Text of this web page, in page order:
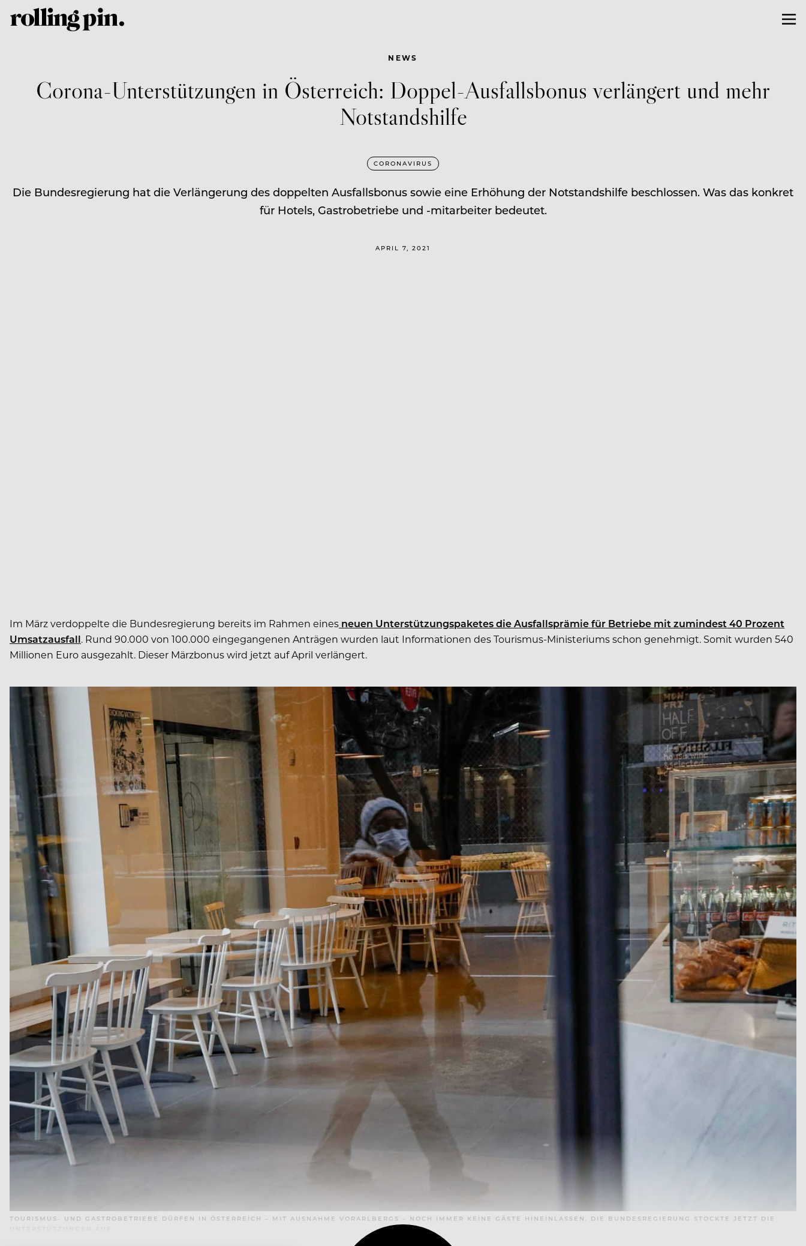
NEWS
Corona-Unterstützungen in Österreich: Doppel-Ausfallsbonus verlängert und mehr
Notstandshilfe
CORONAVIRUS
Die Bundesregierung hat die Verlängerung des doppelten Ausfallsbonus sowie eine Erhöhung der Notstandshilfe beschlossen. Was das konkret
für Hotels, Gastrobetriebe und -mitarbeiter bedeutet.
APRIL 7, 2021
Im März verdoppelte die Bundesregierung bereits im Rahmen eines neuen Unterstützungspaketes die Ausfallsprämie für Betriebe mit zumindest 40 Prozent
Umsatzausfall. Rund 90.000 von 100.000 eingegangenen Anträgen wurden laut Informationen des Tourismus-Ministeriums schon genehmigt. Somit wurden 540
Millionen Euro ausgezahlt. Dieser Märzbonus wird jetzt auf April verlängert.
TOURISMUS- UND GASTROBETRIEBE DÜRFEN IN ÖSTERREICH – MIT AUSNAHME VORARLBERGS – NOCH IMMER KEINE GÄSTE HINEINLASSEN. DIE BUNDESREGIERUNG STOCKTE JETZT DIE